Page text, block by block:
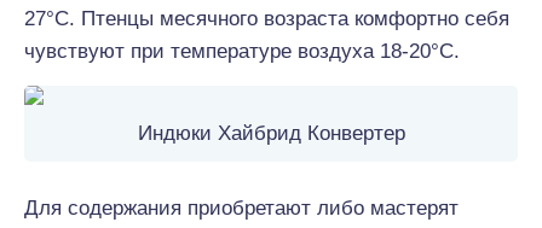
27°С. Птенцы месячного возраста комфортно себя
чувствуют при температуре воздуха 18-20°С.
Индюки Хайбрид Конвертер
Для содержания приобретают либо мастерят